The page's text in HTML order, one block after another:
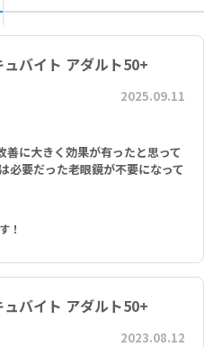
り：
、ビタミンE（d-α トコフェロ
、銅（酸化銅） 1mg、オメガ
酸] 160mg、DHA[ドコサヘキサ
ド花エキス）** 1mg
シ、イワシ由来）、ゼラチン、グ
化ケイ素、カルミン、カラメル、
タン
あります
フトジェル】
Vitamin D (Cholecalciferol)
20mg, Zinc (Zinc Oxid
1mg, Omega-3 Fatty Acids
DHA (Docosahexaenoic
バイト アダルト50+
2025.09.11
善に大きく効果が有ったと思って
必要だった老眼鏡が不要になって
！
バイト アダルト50+
2023.08.12